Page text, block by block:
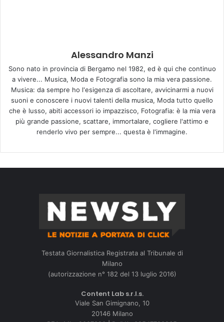
Alessandro Manzi
Sono nato in provincia di Bergamo nel 1982, ed è qui che continuo
a vivere... Musica, Moda e Fotografia sono la mia vera passione.
Musica: da sempre ho l'esigenza di ascoltare, avvicinarmi a nuovi
suoni e conoscere i nuovi talenti della musica, Moda tutto quello
che è lusso, abiti accessori io impazzisco, Fotografia: è la mia vera
più grande passione, scattare, immortalare, cogliere l'attimo e
renderlo vivo per sempre... questa è l'immagine.
Testata Giornalistica Registrata al Tribunale di
Milano
(autorizzazione n° 182 del 13 luglio 2016)
Content Lab s.r.l.s.
Viale San Gimignano, 10
20146 Milano